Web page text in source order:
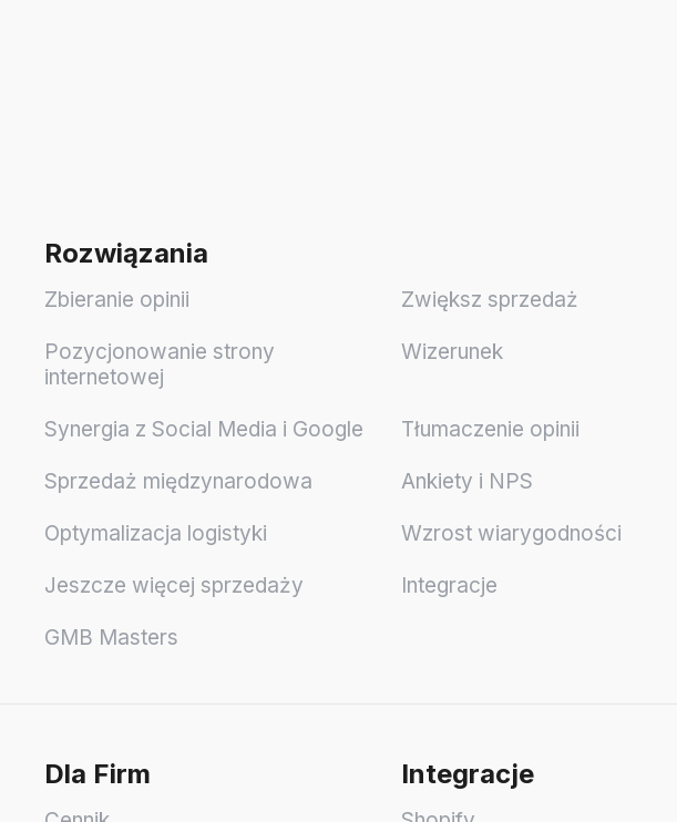
Rozwiązania
Zbieranie opinii Zwiększ sprzedaż
Pozycjonowanie strony
internetowej
Wizerunek
Synergia z Social Media i Google Tłumaczenie opinii
Sprzedaż międzynarodowa Ankiety i NPS
Optymalizacja logistyki Wzrost wiarygodności
Jeszcze więcej sprzedaży Integracje
GMB Masters
Dla Firm Integracje